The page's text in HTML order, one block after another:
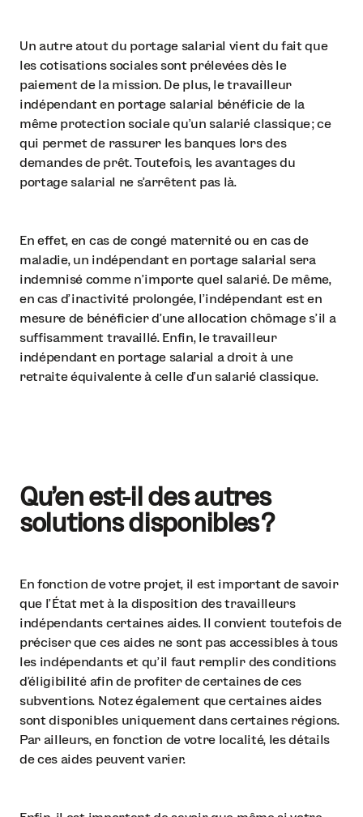
Un autre atout du portage salarial vient du fait que
les cotisations sociales sont prélevées dès le
paiement de la mission. De plus, le travailleur
indépendant en portage salarial bénéficie de la
même protection sociale qu’un salarié classique ; ce
qui permet de rassurer les banques lors des
demandes de prêt. Toutefois, les avantages du
portage salarial ne s’arrêtent pas là.
En effet, en cas de congé maternité ou en cas de
maladie, un indépendant en portage salarial sera
indemnisé comme n’importe quel salarié. De même,
en cas d’inactivité prolongée, l’indépendant est en
mesure de bénéficier d’une allocation chômage s’il a
suffisamment travaillé. Enfin, le travailleur
indépendant en portage salarial a droit à une
retraite équivalente à celle d’un salarié classique.
Qu’en est-il des autres
solutions disponibles ?
En fonction de votre projet, il est important de savoir
que l’État met à la disposition des travailleurs
indépendants certaines aides. Il convient toutefois de
préciser que ces aides ne sont pas accessibles à tous
les indépendants et qu’il faut remplir des conditions
d’éligibilité afin de profiter de certaines de ces
subventions. Notez également que certaines aides
sont disponibles uniquement dans certaines régions.
Par ailleurs, en fonction de votre localité, les détails
de ces aides peuvent varier.